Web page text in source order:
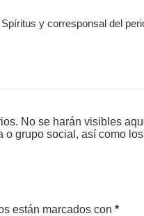
y corresponsal del
No se harán visibles
grupo social, así como
están marcados con *